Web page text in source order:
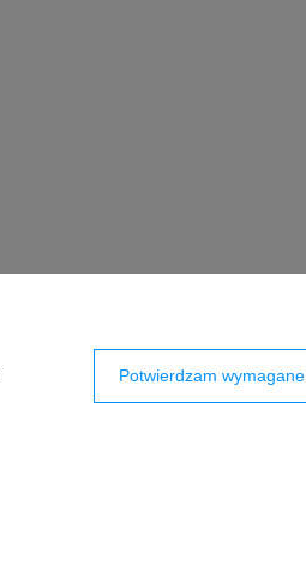
Potwierdzam wymagane